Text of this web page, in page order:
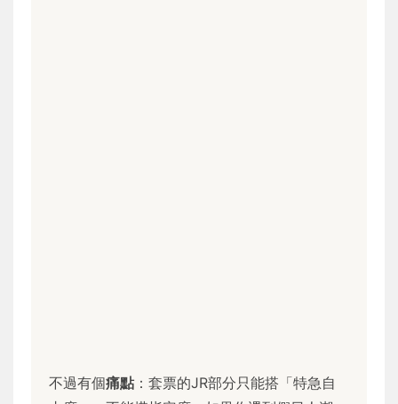
不過有個痛點 ：套票的JR部分只能搭「特急自